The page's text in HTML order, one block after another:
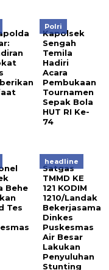
Polri
Kapolsek
Sengah
Temila
Hadiri
Acara
Pembukaan
Tournamen
Sepak Bola
HUT RI Ke-
74
Behe
Tes
headline
Satgas
TMMD KE
121 KODIM
1210/Landak
Bekerjasama
Dinkes
Puskesmas
Air Besar
Lakukan
Penyuluhan
Stunting